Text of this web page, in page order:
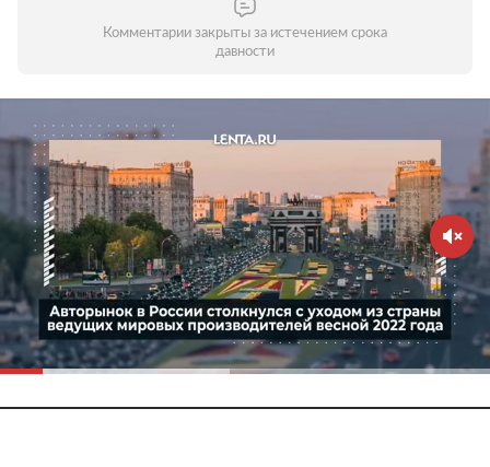
Комментарии закрыты за истечением срока
давности